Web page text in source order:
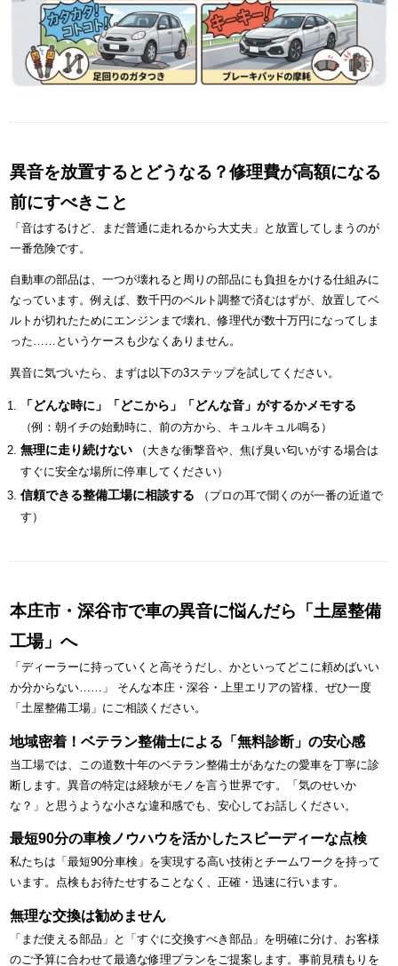
異音を放置するとどうなる？修理費が高額になる
前にすべきこと
「音はするけど、まだ普通に走れるから大丈夫」と放置してしまうのが
一番危険です。
自動車の部品は、一つが壊れると周りの部品にも負担をかける仕組みに
なっています。例えば、数千円のベルト調整で済むはずが、放置してベ
ルトが切れたためにエンジンまで壊れ、修理代が数十万円になってしま
った……というケースも少なくありません。
異音に気づいたら、まずは以下の3ステップを試してください。
「どんな時に」「どこから」「どんな音」がするかメモする
（例：朝イチの始動時に、前の方から、キュルキュル鳴る）
無理に走り続けない （大きな衝撃音や、焦げ臭い匂いがする場合は
すぐに安全な場所に停車してください）
信頼できる整備工場に相談する （プロの耳で聞くのが一番の近道で
す）
本庄市・深谷市で車の異音に悩んだら「土屋整備
工場」へ
「ディーラーに持っていくと高そうだし、かといってどこに頼めばいい
か分からない……」 そんな本庄・深谷・上里エリアの皆様、ぜひ一度
「土屋整備工場」にご相談ください。
地域密着！ベテラン整備士による「無料診断」の安心感
当工場では、この道数十年のベテラン整備士があなたの愛車を丁寧に診
断します。異音の特定は経験がモノを言う世界です。「気のせいか
な？」と思うような小さな違和感でも、安心してお話しください。
最短90分の車検ノウハウを活かしたスピーディーな点検
私たちは「最短90分車検」を実現する高い技術とチームワークを持って
います。点検もお待たせすることなく、正確・迅速に行います。
無理な交換は勧めません
「まだ使える部品」と「すぐに交換すべき部品」を明確に分け、お客様
のご予算に合わせて最適な修理プランをご提案します。事前見積もりを